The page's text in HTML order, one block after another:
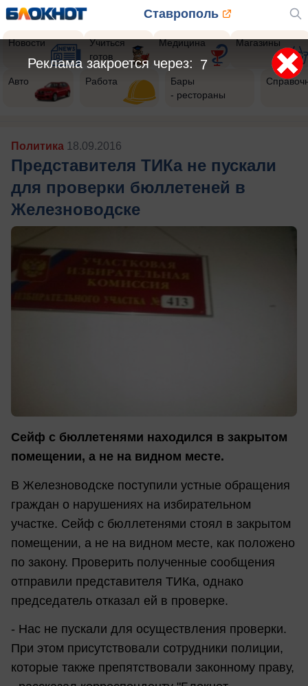
Ставрополь
Новости
Учиться
готов
Медицина Магазины
Авто Работа
Бары
- рестораны
Политика 18.09.2016
Представителя ТИКа не пускали
для проверки бюллетеней в
Железноводске
Сейф с бюллетенями находился в закрытом
помещении, а не на видном месте.
В Железноводске поступили устные обращения
граждан о нарушениях на избирательном
участке. Сейф с бюллетенями стоял в закрытом
помещении, а не на видном месте, как положено
по закону. Проверить полученные сообщения
отправили представителя ТИКа, однако
председатель отказал ей в проверке.
- Нас не пускали для осуществления проверки.
При этом присутствовали сотрудники полиции,
которые также препятствовали законному праву,
5
Реклама закроется через: